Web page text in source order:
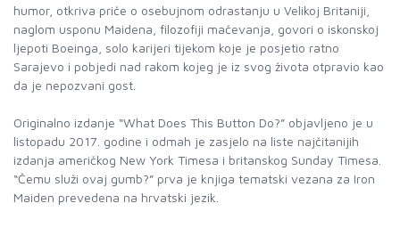
humor, otkriva priče o osebujnom odrastanju u Velikoj Britaniji,
naglom usponu Maidena, filozofiji mačevanja, govori o iskonskoj
ljepoti Boeinga, solo karijeri tijekom koje je posjetio ratno
Sarajevo i pobjedi nad rakom kojeg je iz svog života otpravio kao
da je nepozvani gost.
Originalno izdanje “What Does This Button Do?” objavljeno je u
listopadu 2017. godine i odmah je zasjelo na liste najčitanijih
izdanja američkog New York Timesa i britanskog Sunday Timesa.
“Čemu služi ovaj gumb?” prva je knjiga tematski vezana za Iron
Maiden prevedena na hrvatski jezik.